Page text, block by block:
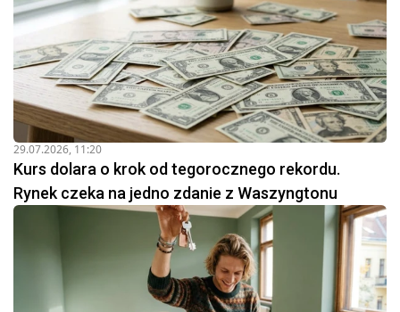
29.07.2026, 11:20
Kurs dolara o krok od tegorocznego rekordu.
Rynek czeka na jedno zdanie z Waszyngtonu